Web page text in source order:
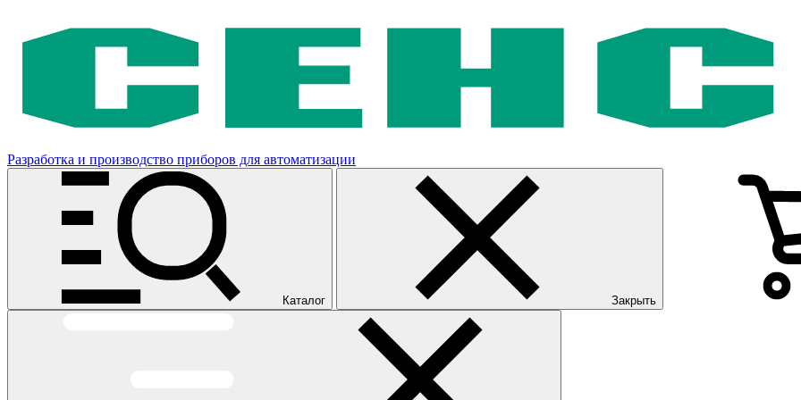
Разработка и производство приборов для автоматизации
Каталог Закрыть